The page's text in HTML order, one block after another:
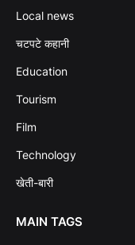
Local news
चटपटे कहानी
Education
Tourism
Film
Technology
खेती-बारी
MAIN TAGS